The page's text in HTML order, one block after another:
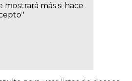
mostrará más si hace